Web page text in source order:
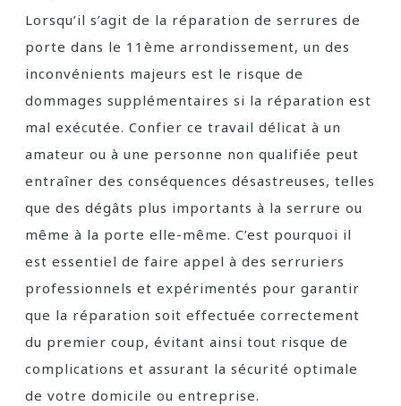
Lorsqu’il s’agit de la réparation de serrures de
porte dans le 11ème arrondissement, un des
inconvénients majeurs est le risque de
dommages supplémentaires si la réparation est
mal exécutée. Confier ce travail délicat à un
amateur ou à une personne non qualifiée peut
entraîner des conséquences désastreuses, telles
que des dégâts plus importants à la serrure ou
même à la porte elle-même. C’est pourquoi il
est essentiel de faire appel à des serruriers
professionnels et expérimentés pour garantir
que la réparation soit effectuée correctement
du premier coup, évitant ainsi tout risque de
complications et assurant la sécurité optimale
de votre domicile ou entreprise.